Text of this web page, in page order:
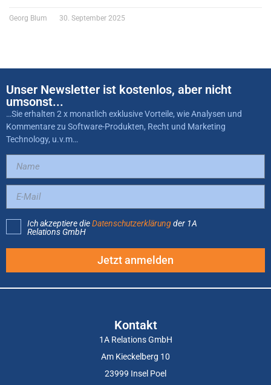
Georg Blum 30. September 2025
Unser Newsletter ist kostenlos, aber nicht
umsonst...
…Sie erhalten 2 x monatlich exklusive Vorteile, wie Analysen und
Kommentare zu Software-Produkten, Recht und Marketing
Technology, u.v.m…
Ich akzeptiere dieDatenschutzerklärungder 1A
Relations GmbH
Jetzt anmelden
Kontakt
1A Relations GmbH
Am Kieckelberg 10
23999 Insel Poel